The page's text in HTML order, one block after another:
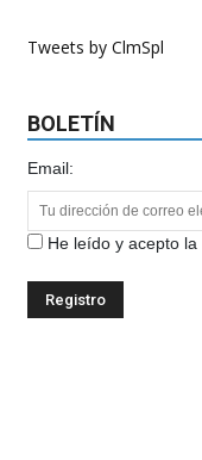
Tweets by ClmSpl
BOLETÍN
Email:
He leído y acepto la